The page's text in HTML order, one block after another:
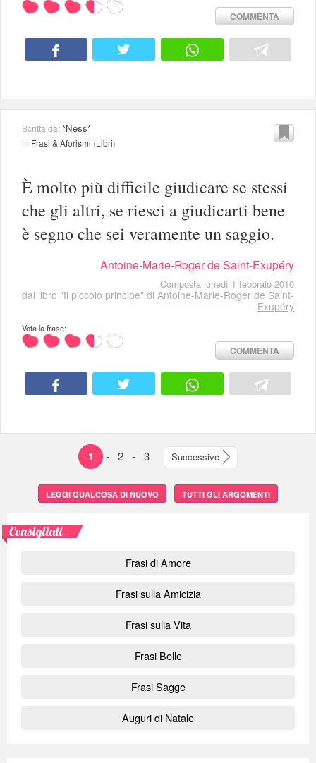
COMMENTA
Scritta da:*Ness*
in Frasi & Aforismi (Libri)
È molto più difficile giudicare se stessi
che gli altri, se riesci a giudicarti bene
è segno che sei veramente un saggio.
Antoine-Marie-Roger de Saint-Exupéry
Composta lunedì 1 febbraio 2010
dal libro "Il piccolo principe" di Antoine-Marie-Roger de Saint-
Exupéry
Vota la frase:
COMMENTA
1 - 2 - 3 Successive
LEGGI QUALCOSA DI NUOVO TUTTI GLI ARGOMENTI
Consigliati
Frasi di Amore
Frasi sulla Amicizia
Frasi sulla Vita
Frasi Belle
Frasi Sagge
Auguri di Natale